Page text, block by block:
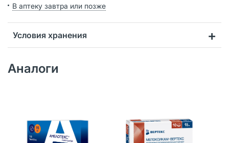
В аптеку завтра или позже
Условия хранения
Аналоги